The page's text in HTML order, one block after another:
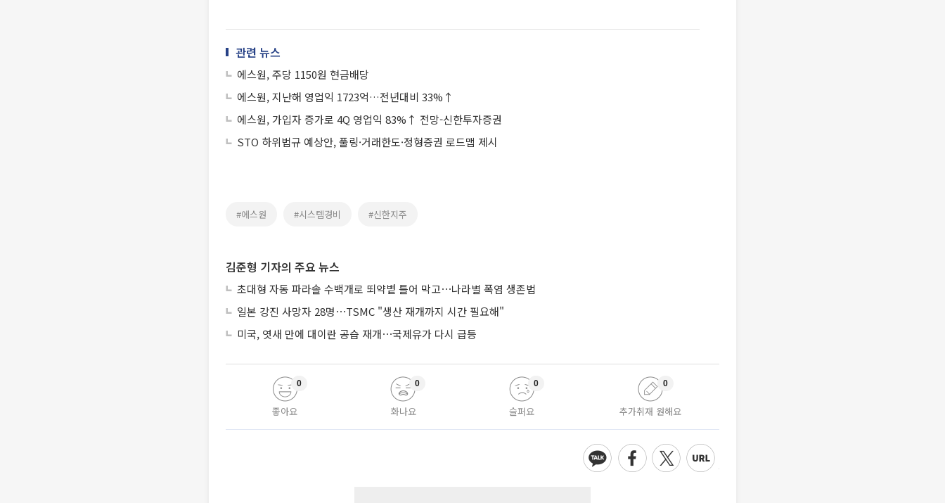
관련 뉴스
에스원, 주당 1150원 현금배당
에스원, 지난해 영업익 1723억…전년대비 33%↑
에스원, 가입자 증가로 4Q 영업익 83%↑ 전망-신한투자증권
STO 하위법규 예상안, 풀링·거래한도·정형증권 로드맵 제시
#에스원 #시스템경비 #신한지주
김준형 기자의 주요 뉴스
초대형 자동 파라솔 수백개로 뙤약볕 틀어 막고⋯나라별 폭염 생존법
일본 강진 사망자 28명⋯TSMC "생산 재개까지 시간 필요해"
미국, 엿새 만에 대이란 공습 재개⋯국제유가 다시 급등
좋아요
0
화나요
0
슬퍼요
0
추가취재 원해요
0